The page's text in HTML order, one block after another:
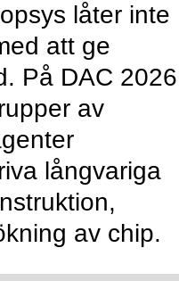
låter inte
att ge
På DAC 2026
av
långvariga
av chip.